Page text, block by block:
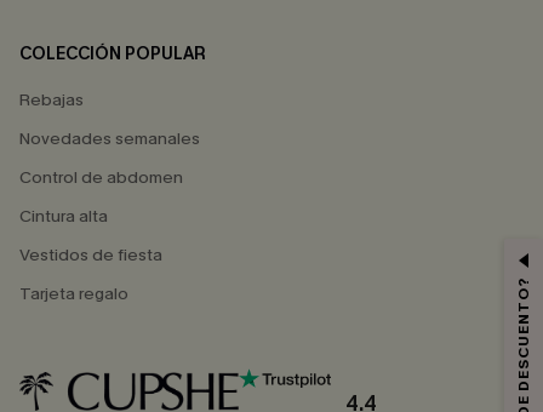
COLECCIÓN POPULAR
Rebajas
Novedades semanales
Control de abdomen
Cintura alta
Vestidos de fiesta
Tarjeta regalo
4.4